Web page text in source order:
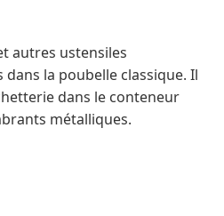
autres ustensiles
la poubelle classique. Il
dans le conteneur
métalliques.